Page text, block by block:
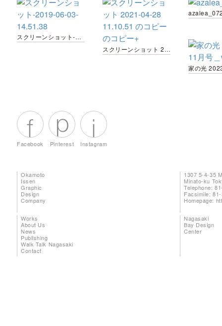
スクリーンショット-2019-06-03-14.51.38
スクリーンショット 2021-04-28 11.10.51 のコピーのコピー+
Facebook Pinterest Instagram
Okamoto
Issen
Graphic
Design
Company
1307 5-4-35
Minato-ku
Telephone:
Facsimile:
Homepage:
Works
About Us
News
Publishing
Walk Talk Nagasaki
Contact
Nagasaki
Bay Design
Center